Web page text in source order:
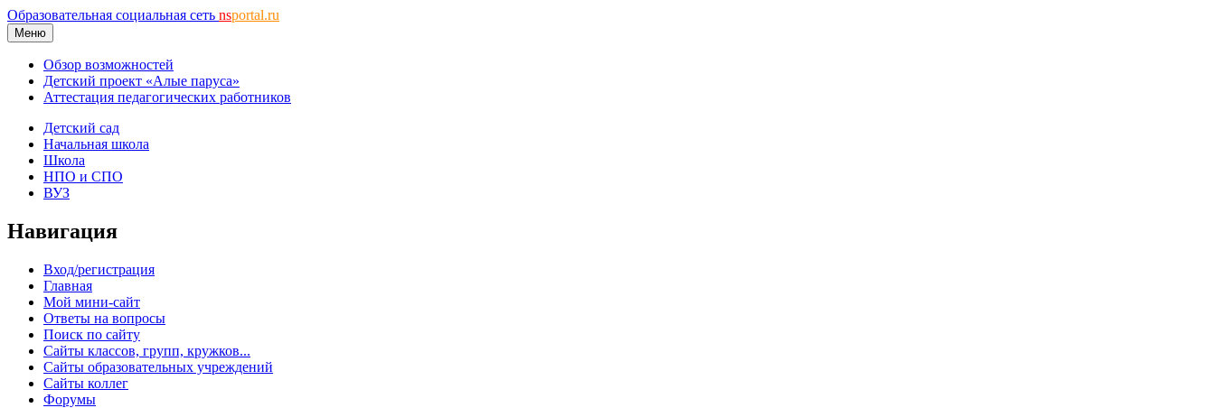
Образовательная социальная сеть nsportal.ru
Меню
Обзор возможностей
Детский проект «Алые паруса»
Аттестация педагогических работников
Детский сад
Начальная школа
Школа
НПО и СПО
ВУЗ
Навигация
Вход/регистрация
Главная
Мой мини-сайт
Ответы на вопросы
Поиск по сайту
Сайты классов, групп, кружков...
Сайты образовательных учреждений
Сайты коллег
Форумы